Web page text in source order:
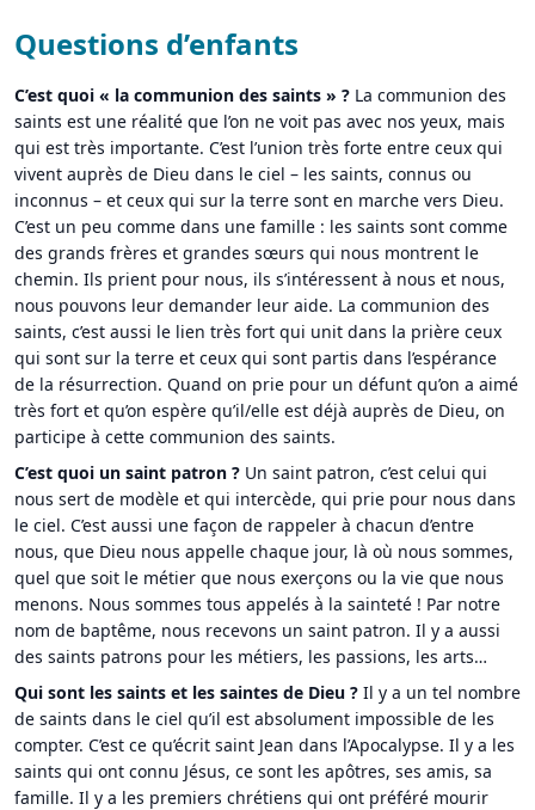
Questions d’enfants
C’est quoi « la communion des saints » ? La communion des
saints est une réalité que l’on ne voit pas avec nos yeux, mais
qui est très importante. C’est l’union très forte entre ceux qui
vivent auprès de Dieu dans le ciel – les saints, connus ou
inconnus – et ceux qui sur la terre sont en marche vers Dieu.
C’est un peu comme dans une famille : les saints sont comme
des grands frères et grandes sœurs qui nous montrent le
chemin. Ils prient pour nous, ils s’intéressent à nous et nous,
nous pouvons leur demander leur aide. La communion des
saints, c’est aussi le lien très fort qui unit dans la prière ceux
qui sont sur la terre et ceux qui sont partis dans l’espérance
de la résurrection. Quand on prie pour un défunt qu’on a aimé
très fort et qu’on espère qu’il/elle est déjà auprès de Dieu, on
participe à cette communion des saints.
C’est quoi un saint patron ? Un saint patron, c’est celui qui
nous sert de modèle et qui intercède, qui prie pour nous dans
le ciel. C’est aussi une façon de rappeler à chacun d’entre
nous, que Dieu nous appelle chaque jour, là où nous sommes,
quel que soit le métier que nous exerçons ou la vie que nous
menons. Nous sommes tous appelés à la sainteté ! Par notre
nom de baptême, nous recevons un saint patron. Il y a aussi
des saints patrons pour les métiers, les passions, les arts…
Qui sont les saints et les saintes de Dieu ? Il y a un tel nombre
de saints dans le ciel qu’il est absolument impossible de les
compter. C’est ce qu’écrit saint Jean dans l’Apocalypse. Il y a les
saints qui ont connu Jésus, ce sont les apôtres, ses amis, sa
famille. Il y a les premiers chrétiens qui ont préféré mourir